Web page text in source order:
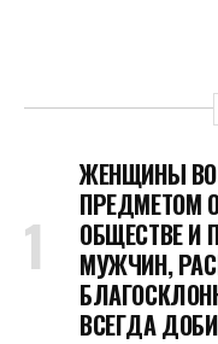
ЖЕНЩИНЫ ВО
ПРЕДМЕТОМ
ОБЩЕСТВЕ И
МУЖЧИН,
ВСЕГДА